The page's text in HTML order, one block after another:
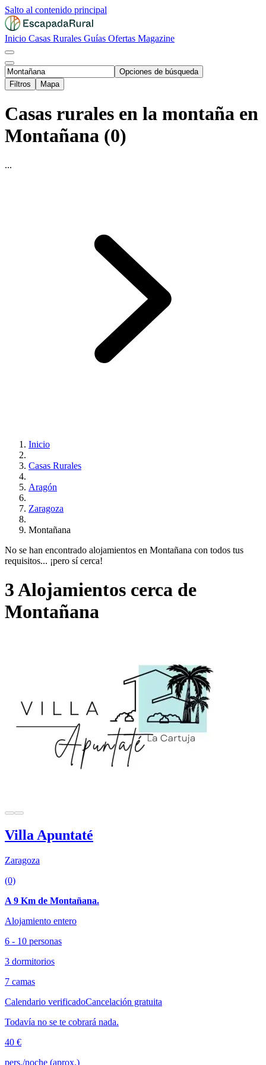
Salto al contenido principal
Inicio Casas Rurales Guías Ofertas Magazine
Opciones de búsqueda
Filtros
Mapa
Casas rurales en la montaña en
Montañana (0)
...
Inicio
Casas Rurales
Aragón
Zaragoza
Montañana
No se han encontrado alojamientos en Montañana con todos tus
requisitos... ¡pero sí cerca!
3 Alojamientos cerca de
Montañana
Villa Apuntaté
Zaragoza
(0)
A 9 Km de Montañana.
Alojamiento entero
6 - 10 personas
3 dormitorios
7 camas
Calendario verificadoCancelación gratuita
Todavía no se te cobrará nada.
40 €
pers./noche (aprox.)